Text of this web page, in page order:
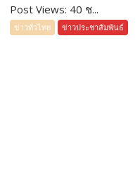
Post Views: 40 ช...
ข่าวทั่วไทย ข่าวประชาสัมพันธ์